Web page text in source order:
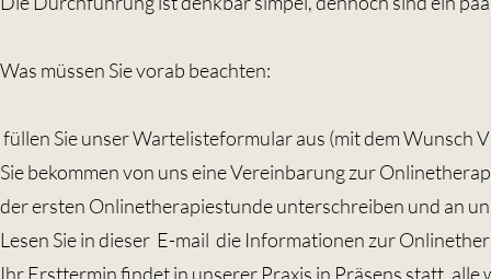
Was müssen Sie vorab beachten:
füllen Sie unser Wartelisteformular aus (mit dem Wunsch
Sie bekommen von uns eine Vereinbarung zur
der ersten Onlinetherapiestunde unterschreiben und an
Lesen Sie in dieser E-mail die Informationen zur
Ihr Ersttermin findet in unserer Praxis in Präsens statt, alle